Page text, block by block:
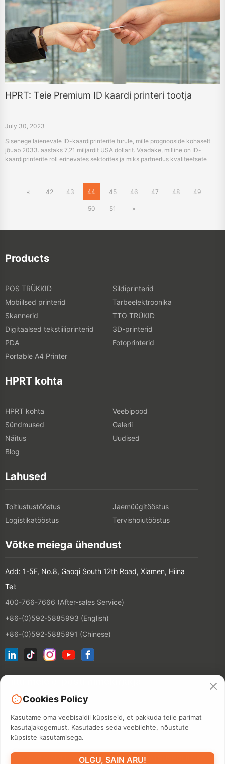
HPRT: Teie Premium ID kaardi printeri tootja
July 30, 2023
Sisenege laienevale ID-kaardiprinterite turule, mille prognooside kohaselt
jõuab 2033. aastaks 7,21 miljardit USA dollarit. Vaadake, milline on ID-
kaardiprinterite roll erinevates sektorites ja miks partnerlus kvaliteetsete
« 42 43 44 45 46 47 48 49
50 51 »
Products
POS TRÜKKID
Sildiprinterid
Mobiilsed printerid
Tarbeelektroonika
Skannerid
TTO TRÜKID
Digitaalsed tekstiiliprinterid
3D-printerid
PDA
Fotoprinterid
Portable A4 Printer
HPRT kohta
HPRT kohta
Veebipood
Sündmused
Galerii
Näitus
Uudised
Blog
Lahused
Toitlustustööstus
Jaemüügitööstus
Logistikatööstus
Tervishoiutööstus
Võtke meiega ühendust
Add: 1-5F, No.8, Gaoqi South 12th Road, Xiamen, Hiina
Tel:
400-766-7666 (After-sales Service)
+86-(0)592-5885993 (English)
+86-(0)592-5885991 (Chinese)
©2026 XIAMEN HANIN CO., LTD.PRIVAATSUSPOLIITIKA
Cookies Policy
Kasutame oma veebisaidil küpsiseid, et pakkuda teile parimat
kasutajakogemust. Kasutades seda veebilehte, nõustute
küpsiste kasutamisega.
OLGU, SAIN ARU!